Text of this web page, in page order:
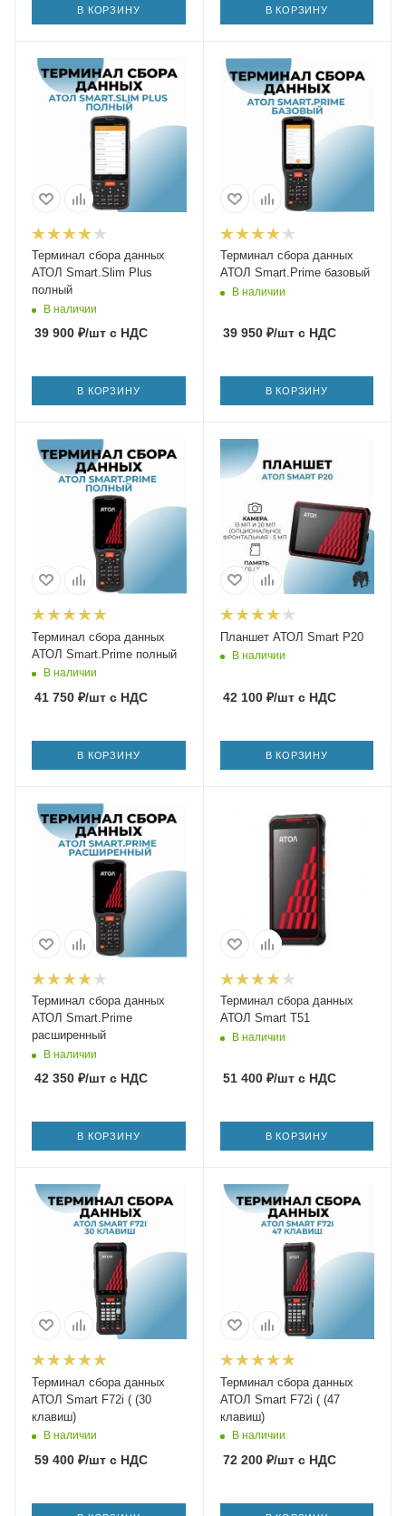
В КОРЗИНУ В КОРЗИНУ
Терминал сбора данных
АТОЛ Smart.Slim Plus
полный
В наличии
39 900 ₽/шт с НДС
В КОРЗИНУ
Терминал сбора данных
АТОЛ Smart.Prime базовый
В наличии
39 950₽/штс НДС
В КОРЗИНУ
Терминал сбора данных
АТОЛ Smart.Prime полный
В наличии
41 750 ₽/шт с НДС
В КОРЗИНУ
Планшет АТОЛ Smart P20
В наличии
42 100₽/штс НДС
В КОРЗИНУ
Терминал сбора данных
АТОЛ Smart.Prime
расширенный
В наличии
42 350 ₽/шт с НДС
В КОРЗИНУ
Терминал сбора данных
АТОЛ Smart T51
В наличии
51 400₽/штс НДС
В КОРЗИНУ
Терминал сбора данных
АТОЛ Smart F72i ( (30
клавиш)
В наличии
59 400 ₽/шт с НДС
Терминал сбора данных
АТОЛ Smart F72i ( (47
клавиш)
В наличии
72 200₽/штс НДС